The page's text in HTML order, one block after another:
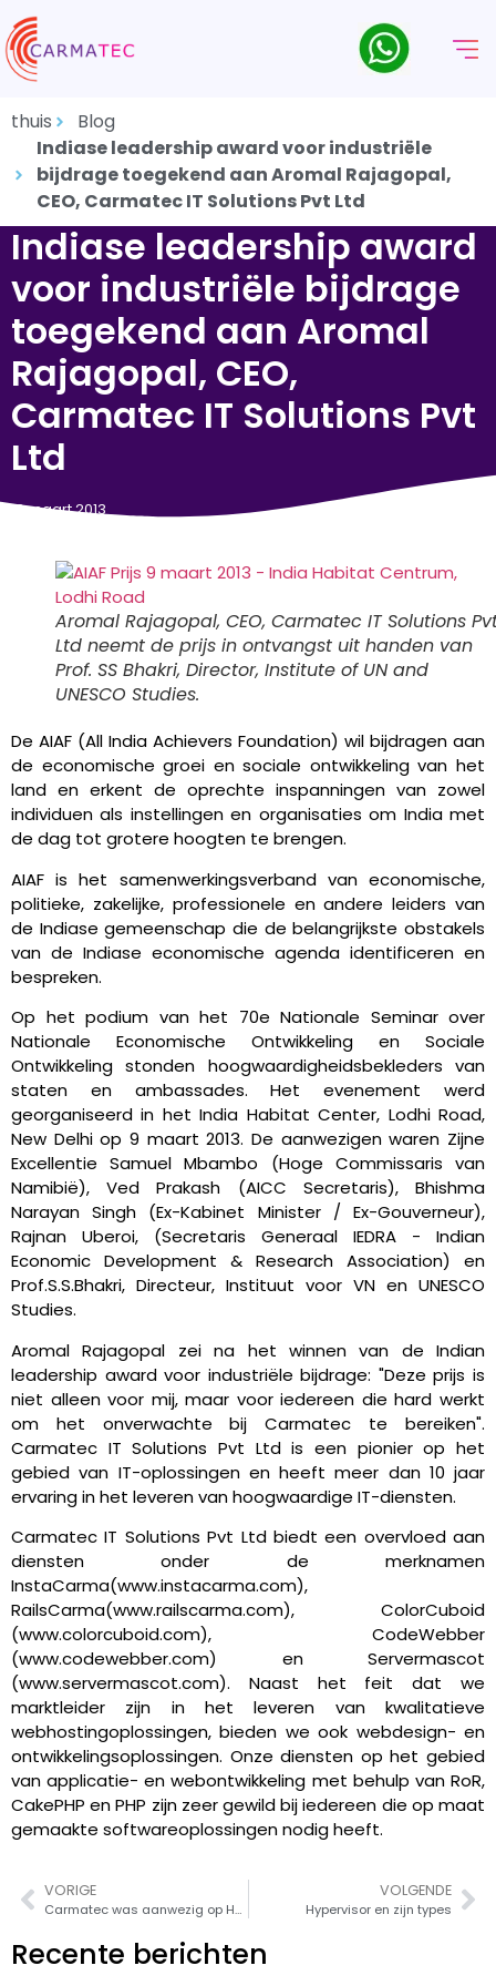
thuis
Blog
Indiase leadership award voor industriële
bijdrage toegekend aan Aromal Rajagopal,
CEO, Carmatec IT Solutions Pvt Ltd
Indiase leadership award
voor industriële bijdrage
toegekend aan Aromal
Rajagopal, CEO,
Carmatec IT Solutions Pvt
Ltd
12 maart 2013
Aromal Rajagopal, CEO, Carmatec IT Solutions
Ltd neemt de prijs in ontvangst uit handen van
Prof. SS Bhakri, Director, Institute of UN and
UNESCO Studies.
De AIAF (All India Achievers Foundation) wil bijdragen aan
de economische groei en sociale ontwikkeling van het
land en erkent de oprechte inspanningen van zowel
individuen als instellingen en organisaties om India met
de dag tot grotere hoogten te brengen.
AIAF is het samenwerkingsverband van economische,
politieke, zakelijke, professionele en andere leiders van
de Indiase gemeenschap die de belangrijkste obstakels
van de Indiase economische agenda identificeren en
bespreken.
Op het podium van het 70e Nationale Seminar over
Nationale Economische Ontwikkeling en Sociale
Ontwikkeling stonden hoogwaardigheidsbekleders van
staten en ambassades. Het evenement werd
georganiseerd in het India Habitat Center, Lodhi Road,
New Delhi op 9 maart 2013. De aanwezigen waren Zijne
Excellentie Samuel Mbambo (Hoge Commissaris van
Namibië), Ved Prakash (AICC Secretaris), Bhishma
Narayan Singh (Ex-Kabinet Minister / Ex-Gouverneur),
Rajnan Uberoi, (Secretaris Generaal IEDRA - Indian
Economic Development & Research Association) en
Prof.S.S.Bhakri, Directeur, Instituut voor VN en UNESCO
Studies.
Aromal Rajagopal zei na het winnen van de Indian
leadership award voor industriële bijdrage: "Deze prijs is
niet alleen voor mij, maar voor iedereen die hard werkt
om het onverwachte bij Carmatec te bereiken".
Carmatec IT Solutions Pvt Ltd is een pionier op het
gebied van IT-oplossingen en heeft meer dan 10 jaar
ervaring in het leveren van hoogwaardige IT-diensten.
Carmatec IT Solutions Pvt Ltd biedt een overvloed aan
diensten onder de merknamen
InstaCarma(www.instacarma.com),
RailsCarma(www.railscarma.com), ColorCuboid
(www.colorcuboid.com), CodeWebber
(www.codewebber.com) en Servermascot
(www.servermascot.com). Naast het feit dat we
marktleider zijn in het leveren van kwalitatieve
webhostingoplossingen, bieden we ook webdesign- en
ontwikkelingsoplossingen. Onze diensten op het gebied
van applicatie- en webontwikkeling met behulp van RoR,
CakePHP en PHP zijn zeer gewild bij iedereen die op maat
gemaakte softwareoplossingen nodig heeft.
VORIGE
Carmatec was aanwezig op HostingCon 2012
VOLGENDE
Hypervisor en zijn types
Recente berichten